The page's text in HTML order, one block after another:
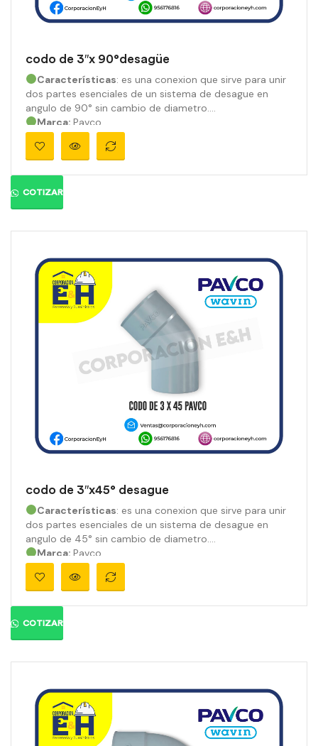
codo de 3″x 90°desagüe
Características: es una conexion que sirve para unir
dos partes esenciales de un sistema de desague en
angulo de 90° sin cambio de diametro.
Marca: Pavco
Material:PVC
Medidas:
Ángulo:90°
Presión:710 psi
Color:
COTIZAR
codo de 3″x45° desague
Características: es una conexion que sirve para unir
dos partes esenciales de un sistema de desague en
angulo de 45° sin cambio de diametro.
Marca: Pavco
Material:PVC
Medidas:
Ángulo:45
Presión:810 psi
Color:
COTIZAR